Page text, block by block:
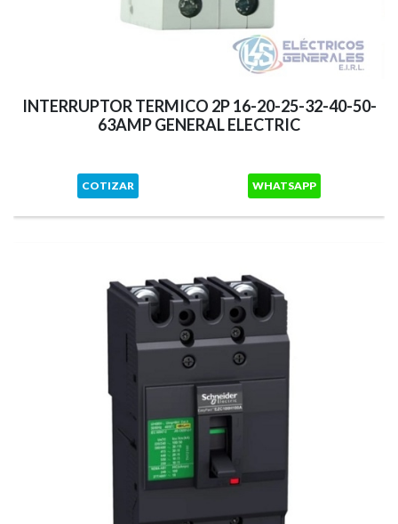
INTERRUPTOR TERMICO 2P 16-20-25-32-40-50-
63AMP GENERAL ELECTRIC
COTIZAR WHATSAPP